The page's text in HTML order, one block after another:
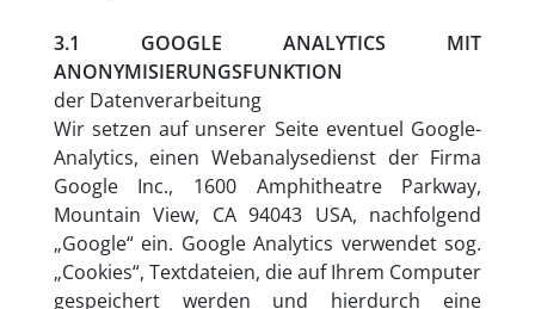
3.1 GOOGLE ANALYTICS MIT
ANONYMISIERUNGSFUNKTION
der Datenverarbeitung
Wir setzen auf unserer Seite eventuel Google-
Analytics, einen Webanalysedienst der Firma
Google Inc., 1600 Amphitheatre Parkway,
Mountain View, CA 94043 USA, nachfolgend
„Google“ ein. Google Analytics verwendet sog.
„Cookies“, Textdateien, die auf Ihrem Computer
gespeichert werden und hierdurch eine